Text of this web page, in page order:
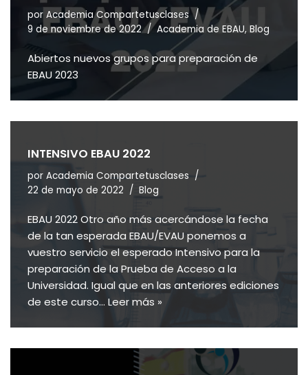
por Academia Compartetusclases
9 de noviembre de 2022
Academia de EBAU, Blog
Abiertos nuevos grupos para preparación de
EBAU 2023
INTENSIVO EBAU 2022
por Academia Compartetusclases
22 de mayo de 2022
Blog
EBAU 2022 Otro año más acercándose la fecha
de la tan esperada EBAU/EVAU ponemos a
vuestro servicio el esperado Intensivo para la
preparación de la Prueba de Acceso a la
Universidad. Igual que en las anteriores ediciones
de este curso… Leer más »